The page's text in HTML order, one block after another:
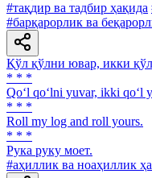
#тақдир ва тадбир ҳақида
#барқарорлик ва
Қўл қўлни ювар, икки
* * *
Qo‘l qo‘lni yuvar, ikki qo‘l
* * *
Roll my log and roll yours.
* * *
Рука руку моет.
#аҳиллик ва ноаҳиллик